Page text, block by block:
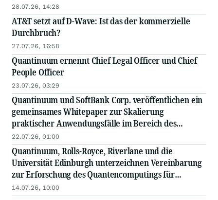
28.07.26, 14:28
AT&T setzt auf D-Wave: Ist das der kommerzielle
Durchbruch?
27.07.26, 16:58
Quantinuum ernennt Chief Legal Officer und Chief
People Officer
23.07.26, 03:29
Quantinuum und SoftBank Corp. veröffentlichen ein
gemeinsames Whitepaper zur Skalierung
praktischer Anwendungsfälle im Bereich des
Quantencomputings auf dem Weg in das Zeitalter
der Fehlertoleranz
22.07.26, 01:00
Quantinuum, Rolls-Royce, Riverlane und die
Universität Edinburgh unterzeichnen Vereinbarung
zur Erforschung des Quantencomputings für
industrielles Design und Simulation
14.07.26, 10:00